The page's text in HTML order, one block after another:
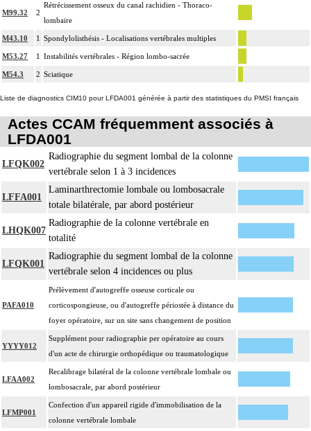
M99.32 2
Rétrécissement osseux du canal rachidien - Thoraco-
lombaire
M43.10 1 Spondylolisthésis - Localisations vertébrales multiples
M53.27 1 Instabilités vertébrales - Région lombo-sacrée
M54.3 2 Sciatique
Liste de diagnostics CIM10 pour LFDA001 générée à partir des statistiques du PMSI français
Actes CCAM fréquemment associés à
LFDA001
LFQK002
Radiographie du segment lombal de la colonne
vertébrale selon 1 à 3 incidences
LFFA001
Laminarthrectomie lombale ou lombosacrale
totale bilatérale, par abord postérieur
LHQK007
Radiographie de la colonne vertébrale en
totalité
LFQK001
Radiographie du segment lombal de la colonne
vertébrale selon 4 incidences ou plus
PAFA010
Prélèvement d'autogreffe osseuse corticale ou
corticospongieuse, ou d'autogreffe périostée à distance du
foyer opératoire, sur un site sans changement de position
YYYY012
Supplément pour radiographie per opératoire au cours
d'un acte de chirurgie orthopédique ou traumatologique
LFAA002
Recalibrage bilatéral de la colonne vertébrale lombale ou
lombosacrale, par abord postérieur
LFMP001
Confection d'un appareil rigide d'immobilisation de la
colonne vertébrale lombale